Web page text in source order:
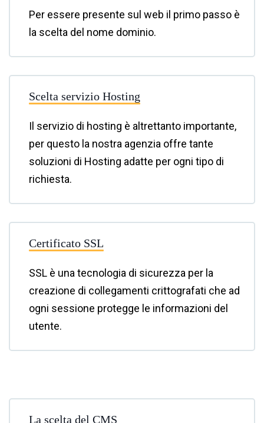
Per essere presente sul web il primo passo è
la scelta del nome dominio.
Scelta servizio Hosting
Il servizio di hosting è altrettanto importante,
per questo la nostra agenzia offre tante
soluzioni di Hosting adatte per ogni tipo di
richiesta.
Certificato SSL
SSL è una tecnologia di sicurezza per la
creazione di collegamenti crittografati che ad
ogni sessione protegge le informazioni del
utente.
La scelta del CMS